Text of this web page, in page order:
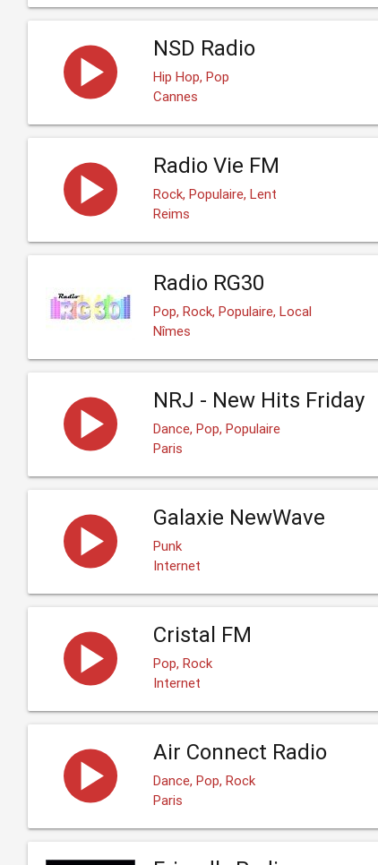
NSD Radio
Hip Hop, Pop
Cannes
Radio Vie FM
Rock, Populaire, Lent
Reims
Radio RG30
Pop, Rock, Populaire, Local
Nîmes
NRJ - New Hits Friday
Dance, Pop, Populaire
Paris
Galaxie NewWave
Punk
Internet
Cristal FM
Pop, Rock
Internet
Air Connect Radio
Dance, Pop, Rock
Paris